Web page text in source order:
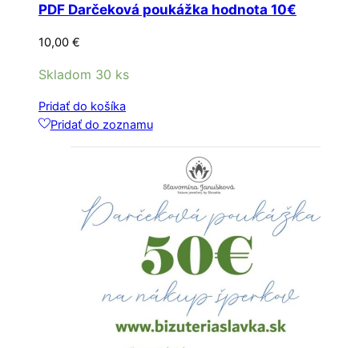
PDF Darčeková poukážka hodnota 10€
10,00 €
Skladom 30 ks
Pridať do košíka
Pridať do zoznamu